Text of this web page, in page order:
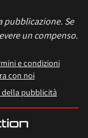
pubblicazione. Se
un compenso.
e condizioni
con noi
della pubblicità